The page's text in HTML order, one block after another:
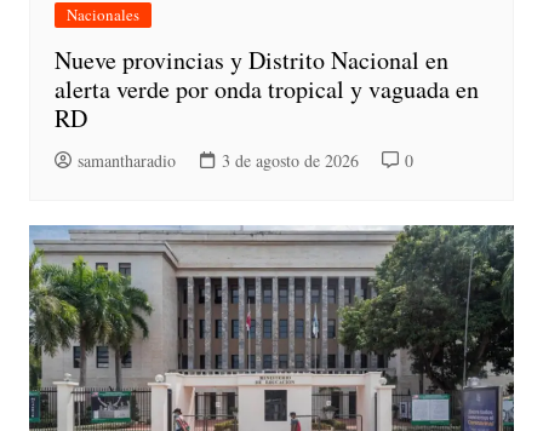
Nacionales
Nueve provincias y Distrito Nacional en
alerta verde por onda tropical y vaguada en
RD
samantharadio 3 de agosto de 2026 0